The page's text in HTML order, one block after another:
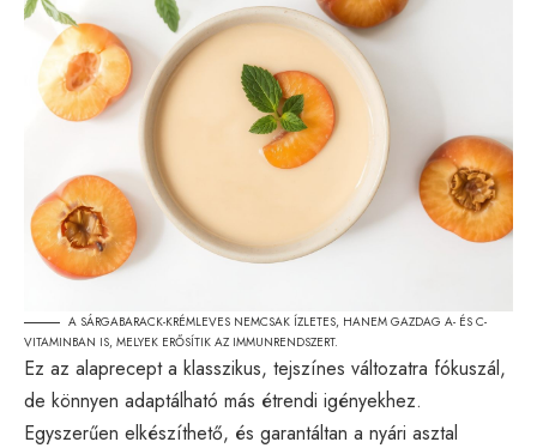
A SÁRGABARACK-KRÉMLEVES NEMCSAK ÍZLETES, HANEM GAZDAG A- ÉS C-
VITAMINBAN IS, MELYEK ERŐSÍTIK AZ IMMUNRENDSZERT.
Ez az alaprecept a klasszikus, tejszínes változatra fókuszál,
de könnyen adaptálható más étrendi igényekhez.
Egyszerűen elkészíthető, és garantáltan a nyári asztal